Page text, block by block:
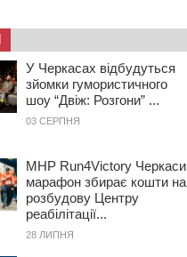
У Черкасах відбудуться
зйомки гумористичного
шоу “Двіж: Розгони” ...
03 СЕРПНЯ
MHP Run4Victory Черкаси
марафон збирає кошти на
розбудову Центру
реабілітації...
28 ЛИПНЯ